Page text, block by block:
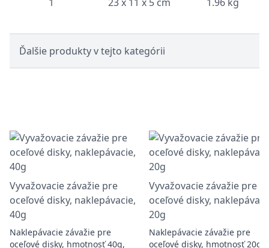
Ďalšie produkty v tejto kategórii
Vyvažovacie závažie pre
oceľové disky, naklepávacie,
40g
Naklepávacie závažie pre
oceľové disky, hmotnosť 40g,
Vyvažovacie závažie pre
oceľové disky,
20g
Naklepávacie závažie pre
oceľové disky, hmotnosť 20g,